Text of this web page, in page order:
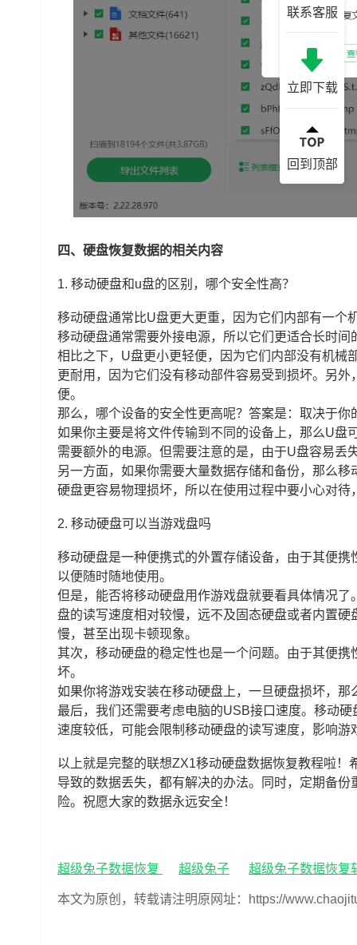
四、硬盘恢复数据的相关内容
1. 移动硬盘和u盘的区别，哪个安全性高？
移动硬盘通常比U盘更大更重，因为它们内部有一个
移动硬盘通常需要外接电源，所以它们更适合长时间
相比之下，U盘更小更轻便，因为它们内部没有机械
更耐用，因为它们没有移动部件容易受到损坏。另
便。
那么，哪个设备的安全性更高呢？答案是：取决于你
如果你主要是将文件传输到不同的设备上，那么U盘
需要额外的电源。但需要注意的是，由于U盘容易丢
另一方面，如果你需要大量数据存储和备份，那么
硬盘更容易物理损坏，所以在使用过程中要小心对待
2. 移动硬盘可以当游戏盘吗
移动硬盘是一种便携式的外置存储设备，由于其便
以便随时随地使用。
但是，能否将移动硬盘用作游戏盘就要看具体情况
盘的读写速度相对较慢，远不及固态硬盘或者内置
慢，甚至出现卡顿现象。
其次，移动硬盘的稳定性也是一个问题。由于其便
坏。
如果你将游戏安装在移动硬盘上，一旦硬盘损坏，那
最后，我们还需要考虑电脑的USB接口速度。移动
速度较低，可能会限制移动硬盘的读写速度，影响游
以上就是完整的联想ZX1移动硬盘数据恢复教程啦
导致的数据丢失，都有解决的办法。同时，定期备
险。祝愿大家的数据永远安全！
超级兔子数据恢复 超级兔子 超级兔子数据恢复
本文为原创，转载请注明原网址：https://
联系客服
立即下载
回到顶部